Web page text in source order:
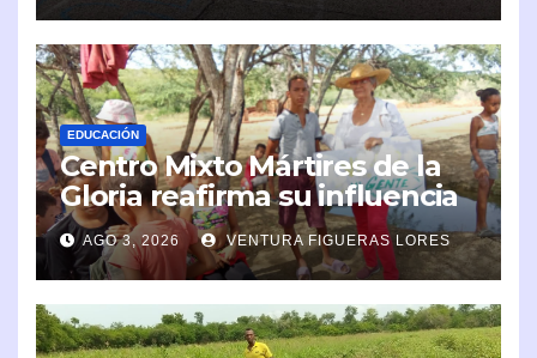
EDUCACIÓN
Centro Mixto Mártires de la
Gloria reafirma su influencia
en la comunidad
AGO 3, 2026 VENTURA FIGUERAS LORES